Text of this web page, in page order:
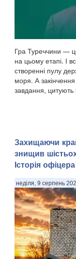
Гра Туреччини —
на цьому етапі. І
створенні пулу
моря. А
завдання, цитують
Захищаючи
знищив
Історія офіцера
неділя, 9 серпень